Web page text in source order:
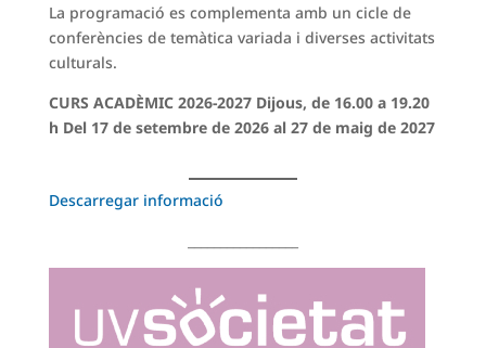
La programació es complementa amb un cicle de
conferències de temàtica variada i diverses activitats
culturals.
CURS ACADÈMIC 2026-2027 Dijous, de 16.00 a 19.20
h Del 17 de setembre de 2026 al 27 de maig de 2027
Descarregar informació